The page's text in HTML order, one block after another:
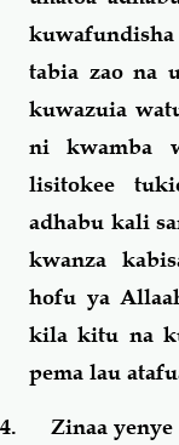
tabia zao na
kuwazuia
ni kwamba
lisitokee
adhabu kali
kwanza
hofu ya
kila kitu na
pema lau
4. Zinaa yenye